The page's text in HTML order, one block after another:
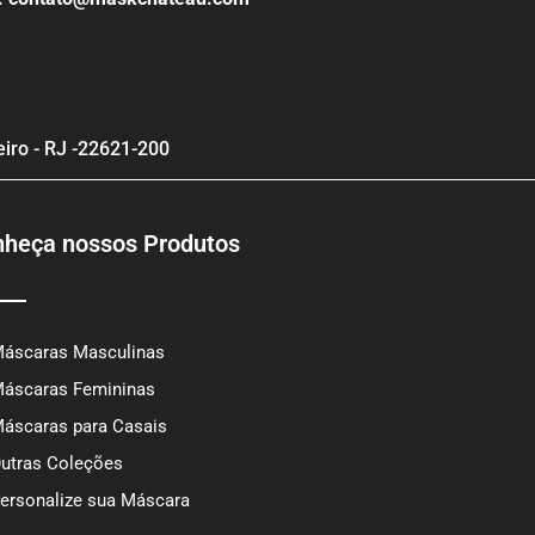
- RJ -22621-200
nossos Produtos
Masculinas
Femininas
para Casais
Coleções
sua Máscara